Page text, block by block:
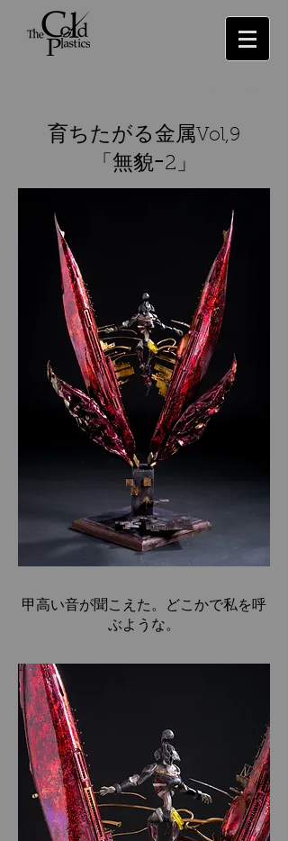
育ちたがる金属Vol,9
「無貌ｰ2 」
​甲高い音が聞こえた。どこかで私を呼
ぶような。